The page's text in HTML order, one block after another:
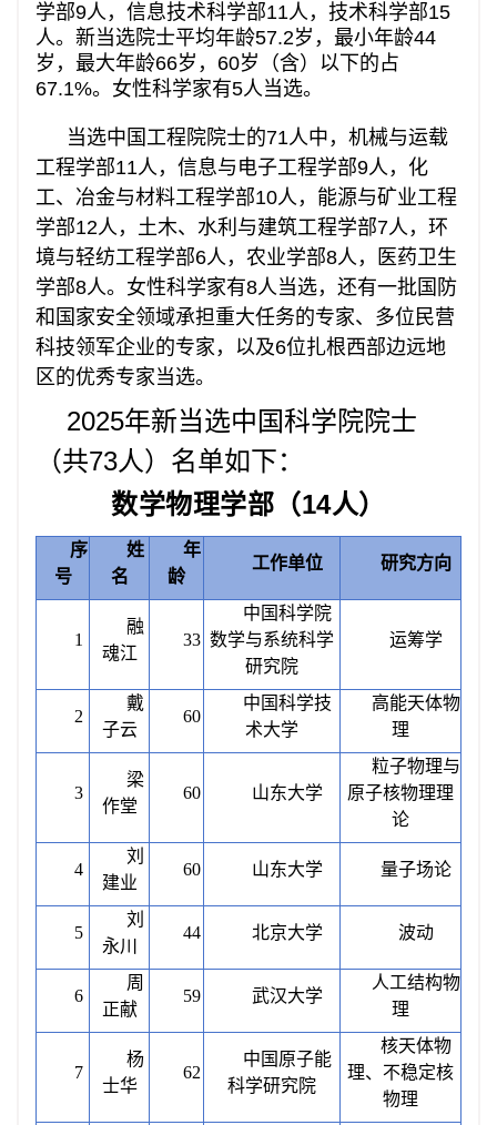
学部9人，信息技术科学部11人，技术科学部15
人。新当选院士平均年龄57.2岁，最小年龄44
岁，最大年龄66岁，60岁（含）以下的占
67.1%。女性科学家有5人当选。
当选中国工程院院士的71人中，机械与运载
工程学部11人，信息与电子工程学部9人，化
工、冶金与材料工程学部10人，能源与矿业工程
学部12人，土木、水利与建筑工程学部7人，环
境与轻纺工程学部6人，农业学部8人，医药卫生
学部8人。女性科学家有8人当选，还有一批国防
和国家安全领域承担重大任务的专家、多位民营
科技领军企业的专家，以及6位扎根西部边远地
区的优秀专家当选。
2025年新当选中国科学院院士
（共73人）名单如下：
数学物理学部（14人）
序
号
姓
名
年
龄
工作单位 研究方向
1
融
魂江
33
中国科学院
数学与系统科学
研究院
运筹学
2
戴
子云
60
中国科学技
术大学
高能天体物
理
3
梁
作堂
60 山东大学
粒子物理与
原子核物理理
论
4
刘
建业
60 山东大学 量子场论
5
刘
永川
44 北京大学 波动
6
周
正献
59 武汉大学
人工结构物
理
7
杨
士华
62
中国原子能
科学研究院
核天体物
理、不稳定核
物理